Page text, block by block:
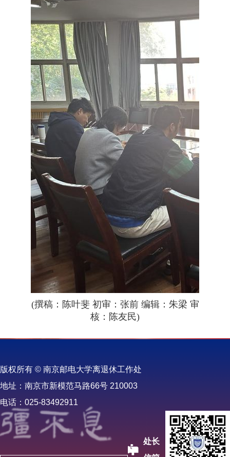
(撰稿：陈叶斐 初审：张前 编辑：朱梁 审
核：陈友民)
版权所有 © 南京邮电大学离退休工作处
地址：南京市新模范马路66号 210003
电话：025-83492911
处长